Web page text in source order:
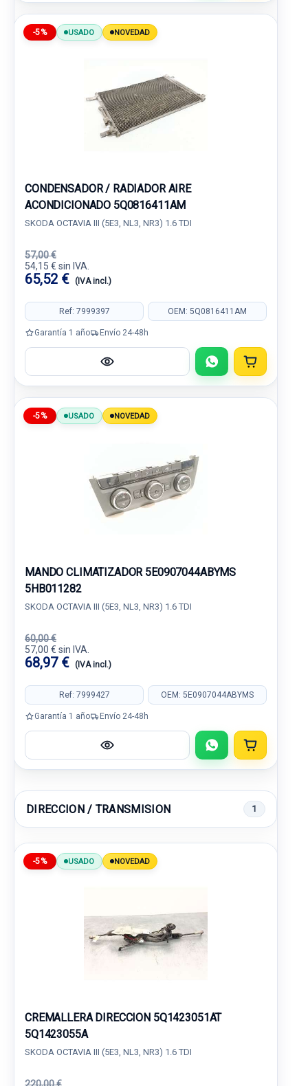
-5% USADO NOVEDAD
CONDENSADOR / RADIADOR AIRE
ACONDICIONADO 5Q0816411AM
SKODA OCTAVIA III (5E3, NL3, NR3) 1.6 TDI
57,00 €
54,15 € sin IVA.
65,52 € (IVA incl.)
Ref: 7999397 OEM: 5Q0816411AM
Garantía 1 año Envío 24-48h
-5% USADO NOVEDAD
MANDO CLIMATIZADOR 5E0907044ABYMS
5HB011282
SKODA OCTAVIA III (5E3, NL3, NR3) 1.6 TDI
60,00 €
57,00 € sin IVA.
68,97 € (IVA incl.)
Ref: 7999427 OEM: 5E0907044ABYMS
Garantía 1 año Envío 24-48h
DIRECCION / TRANSMISION 1
-5% USADO NOVEDAD
CREMALLERA DIRECCION 5Q1423051AT
5Q1423055A
SKODA OCTAVIA III (5E3, NL3, NR3) 1.6 TDI